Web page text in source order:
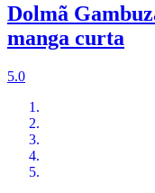
Dolmã
manga curta
5.0